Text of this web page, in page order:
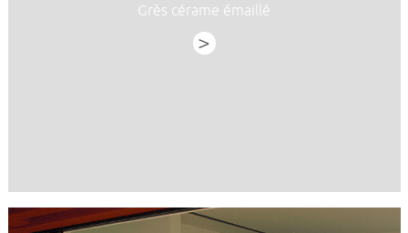
Grès cérame émaillé
>